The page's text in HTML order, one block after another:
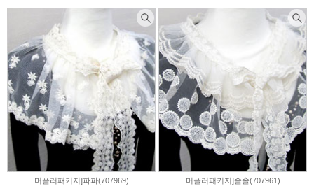
머플러패키지]파파(707969) 머플러패키지]솔솔(707961)